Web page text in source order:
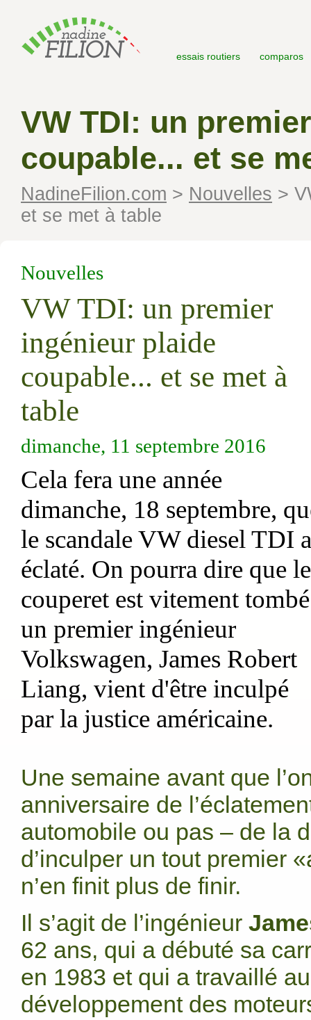
essais routiers comparos
VW TDI: un
coupable... et se
NadineFilion.com > Nouvelles >
et se met à table
Nouvelles
VW TDI: un premier
ingénieur plaide
coupable... et se met à
table
dimanche, 11 septembre 2016
Cela fera une année
dimanche, 18 septembre,
le scandale VW diesel TDI a
éclaté. On pourra dire que le
couperet est vitement
un premier ingénieur
Volkswagen, James Robert
Liang, vient d'être inculpé
par la justice américaine.
Une semaine avant que
anniversaire de
automobile ou pas – de la
d’inculper un tout premier
n’en finit plus de finir.
Il s’agit de l’ingénieur
62 ans, qui a débuté sa
en 1983 et qui a travaillé
développement des